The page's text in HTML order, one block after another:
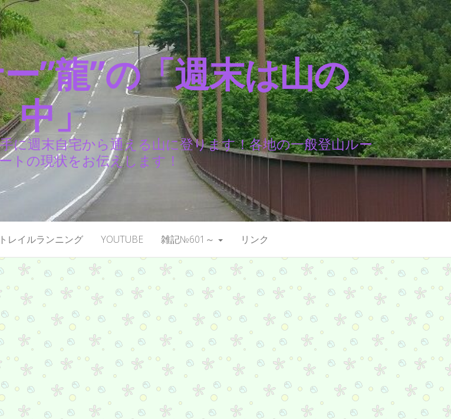
”龍”の「週末は山の
中」
に週末自宅から通える山に登ります！各地の一般登山ルー
トの現状をお伝えします！
トレイルランニング YOUTUBE 雑記№601～ リンク